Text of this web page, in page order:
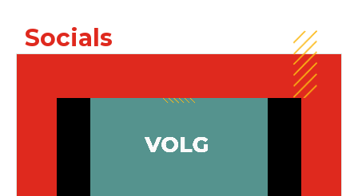
Socials